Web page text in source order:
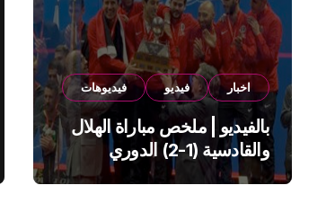
اخبار فيديو فيديوهات
بالفيديو | ملخص مباراة الهلال
والقادسية (1-2) الدوري
السعودي